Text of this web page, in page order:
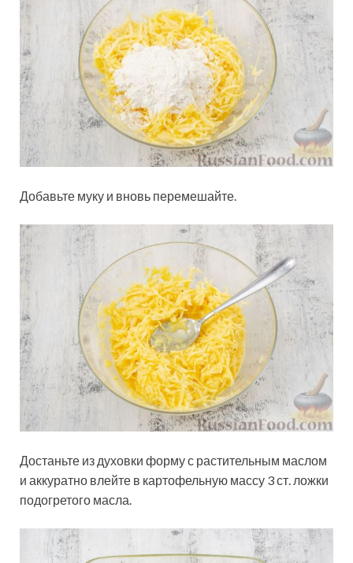
Добавьте муку и вновь перемешайте.
Достаньте из духовки форму с растительным маслом
и аккуратно влейте в картофельную массу 3 ст. ложки
подогретого масла.